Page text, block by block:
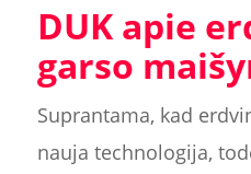
DUK apie
garso
Suprantama, kad
nauja technologija,